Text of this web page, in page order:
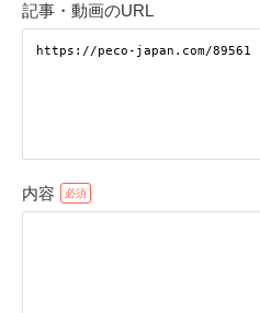
記事・動画のURL
内容